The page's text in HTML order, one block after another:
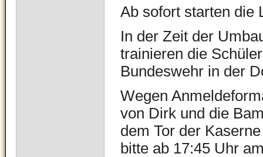
Ab sofort starten die
In der Zeit der
trainieren die
Bundeswehr in der
Wegen
von Dirk und die
dem Tor der
bitte ab 17:45 Uhr